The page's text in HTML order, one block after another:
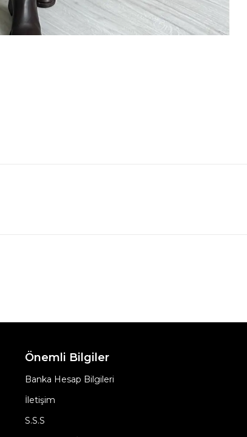
Önemli Bilgiler
Banka Hesap Bilgileri
İletişim
S.S.S